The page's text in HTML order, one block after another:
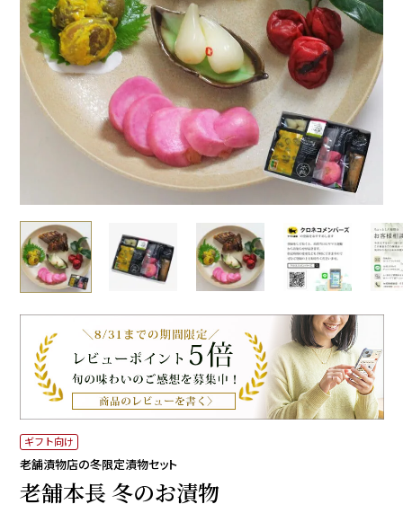
ギフト向け
老舗漬物店の冬限定漬物セット
老舗本長 冬のお漬物